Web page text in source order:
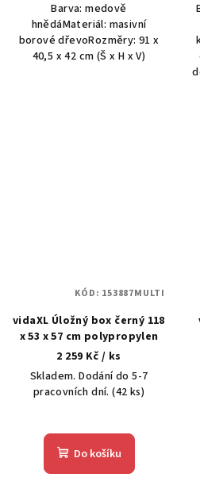
Barva: medově
hnědáMateriál: masivní
borové dřevoRozměry: 91 x
40,5 x 42 cm (Š x H x V)
vidaXL Úložný box černý 118
x 53 x 57 cm polypropylen
2 259 Kč / ks
Skladem. Dodání do 5-7
pracovních dní.(42 ks)
Do košíku
KÓD: 153887MULTI